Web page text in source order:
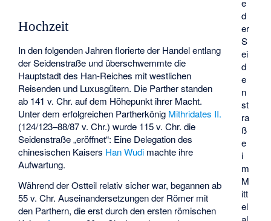
d
er
S
ei
d
e
n
st
ra
ß
e
i
m
M
itt
el
Hochzeit
In den folgenden Jahren florierte der Handel entlang
der Seidenstraße und überschwemmte die
Hauptstadt des Han-Reiches mit westlichen
Reisenden und Luxusgütern. Die Parther standen
ab 141 v. Chr. auf dem Höhepunkt ihrer Macht.
Unter dem erfolgreichen Partherkönig Mithridates II.
(124/123–88/87 v. Chr.) wurde 115 v. Chr. die
Seidenstraße „eröffnet“: Eine Delegation des
chinesischen Kaisers Han Wudi machte ihre
Aufwartung.
Während der Ostteil relativ sicher war, begannen ab
55 v. Chr. Auseinandersetzungen der Römer mit
den Parthern, die erst durch den ersten römischen